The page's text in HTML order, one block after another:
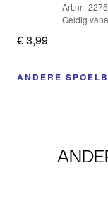
Art.nr.:
Geldig
€ 3,99
ANDERE